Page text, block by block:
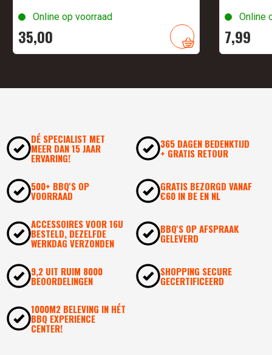
Online op voorraad
35,00
Online
7,99
DÉ SPECIALIST MET
MEER DAN 15 JAAR
ERVARING!
365 DAGEN BEDENKTIJD
+ GRATIS RETOUR
500+ BBQ'S OP
VOORRAAD
GRATIS BEZORGD VANAF
€60 IN BE EN NL
ACCESSOIRES VOOR 16U
BESTELD, DEZELFDE
WERKDAG VERZONDEN
BBQ'S OP AFSPRAAK
GELEVERD
9,2 UIT RUIM 8000
BEOORDELINGEN
SHOPPING SECURE
GECERTIFICEERD
1000M2 BELEVING IN HÉT
BBQ EXPERIENCE
CENTER!